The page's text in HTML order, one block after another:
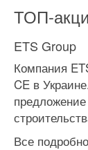
ТОП-
ETS Group
Компания
CE в
Все